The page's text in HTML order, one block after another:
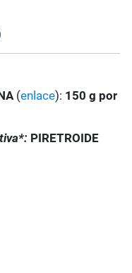
(enlace): 150 g por
PIRETROIDE